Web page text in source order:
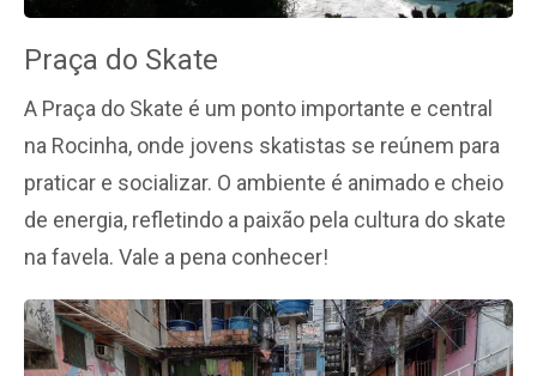
Praça do Skate
A Praça do Skate é um ponto importante e central
na Rocinha, onde jovens skatistas se reúnem para
praticar e socializar. O ambiente é animado e cheio
de energia, refletindo a paixão pela cultura do skate
na favela. Vale a pena conhecer!